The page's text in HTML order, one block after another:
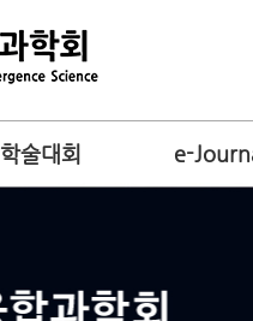
학술대회 e-